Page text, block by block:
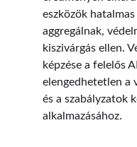
eszközök
aggregálnak,
kiszivárgás ellen.
képzése a felelős
elengedhetetlen a
és a szabályzatok
alkalmazásához.